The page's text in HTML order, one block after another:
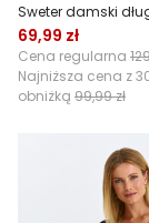
Sweter damski
69,99 zł
Cena regularna
Najniższa cena z
obniżką 99,99 zł